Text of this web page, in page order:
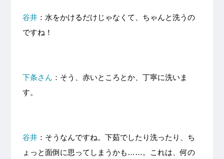
谷井：水をかけるだけじゃなくて、ちゃんと洗うの
ですね！
下条さん ：そう、赤いところとか、丁寧に洗いま
す。
谷井：そうなんですね。下茹でしたり洗ったり、ち
ょっと面倒に思ってしまうかも……。これは、何の